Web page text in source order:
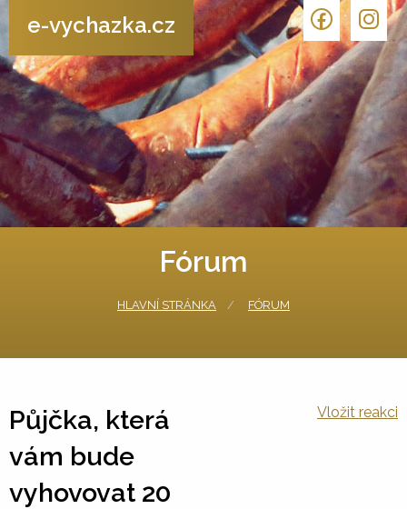
e-vychazka.cz
Fórum
HLAVNÍ STRÁNKA FÓRUM
Půjčka, která
vám bude
vyhovovat 20
Vložit reakci